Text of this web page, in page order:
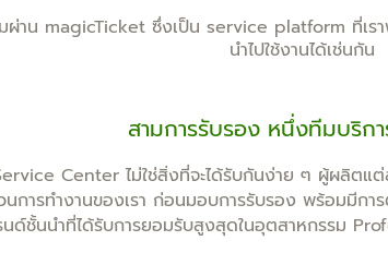
ผ่าน magicTicket ซึ่งเป็น service platform ที่เ
นำไปใช้งานได้เช่นกัน
สามการรับรอง หนึ่งทีมบริก
Center ไม่ใช่สิ่งที่จะได้รับกันง่าย ๆ ผู้ผลิตแ
การทำงานของเรา ก่อนมอบการรับรอง พร้อมมีการ
ด์ชั้นนำที่ได้รับการยอมรับสูงสุดในอุตสาหกรรม